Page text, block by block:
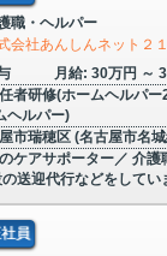
職・ヘルパー
会社あんしんネット２１
月給: 30万円 ～
者研修(ホームヘルパ
ヘルパー)
市瑞穂区 (名古屋市名
ケアサポーター／ 介
送迎代行などをしてい
員